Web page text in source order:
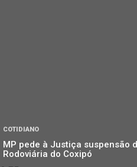
COTIDIANO
MP pede à Justiça suspensão
Rodoviária do Coxipó